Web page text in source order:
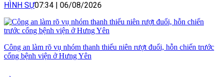
HÌNH SỰ07:34 06/08/2026
Công an làm rõ vụ nhóm thanh thiếu niên rượt đuổi, hỗn chiến trước
cổng bệnh viện ở Hưng Yên